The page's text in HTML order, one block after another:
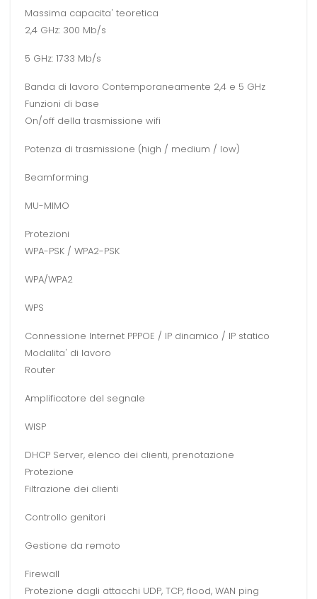
Massima capacita' teoretica
2,4 GHz: 300 Mb/s
5 GHz: 1733 Mb/s
Banda di lavoro Contemporaneamente 2,4 e 5 GHz
Funzioni di base
On/off della trasmissione wifi
Potenza di trasmissione (high / medium / low)
Beamforming
MU-MIMO
Protezioni
WPA-PSK / WPA2-PSK
WPA/WPA2
WPS
Connessione Internet PPPOE / IP dinamico / IP statico
Modalita' di lavoro
Router
Amplificatore del segnale
WISP
DHCP Server, elenco dei clienti, prenotazione
Protezione
Filtrazione dei clienti
Controllo genitori
Gestione da remoto
Firewall
Protezione dagli attacchi UDP, TCP, flood, WAN ping